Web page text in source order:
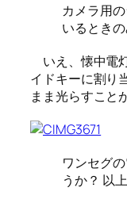
カメラ用
いるとき
いえ、懐中電
イドキーに割り
まま光らすこと
ワンセグ
うか？ 以